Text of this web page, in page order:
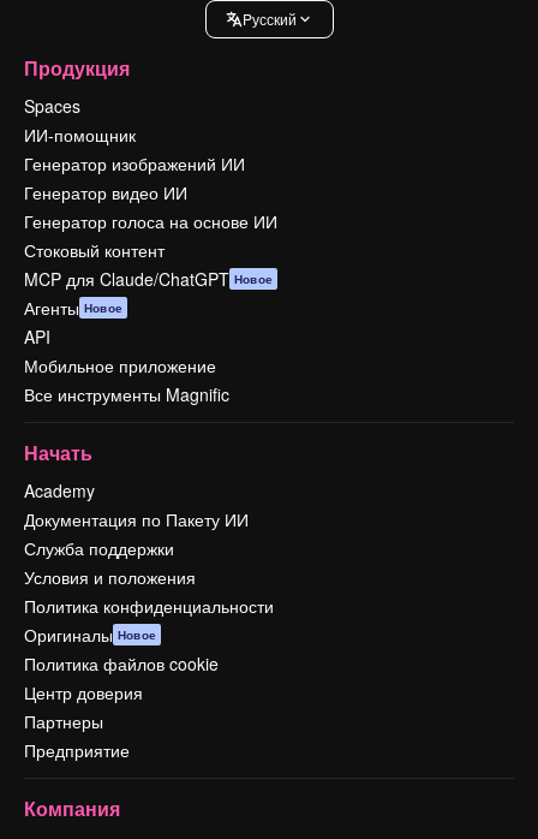
Pусский
Продукция
Spaces
ИИ-помощник
Генератор изображений ИИ
Генератор видео ИИ
Генератор голоса на основе ИИ
Стоковый контент
MCP для Claude/ChatGPT Новое
Агенты Новое
API
Мобильное приложение
Все инструменты Magnific
Начать
Academy
Документация по Пакету ИИ
Служба поддержки
Условия и положения
Политика конфиденциальности
Оригиналы Новое
Политика файлов cookie
Центр доверия
Партнеры
Предприятие
Компания